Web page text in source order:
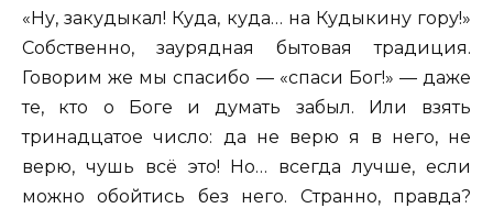
«Ну, закудыкал! Куда, куда… на Кудыкину гору!»
Собственно, заурядная бытовая традиция.
Говорим же мы спасибо — «спаси Бог!» — даже
те, кто о Боге и думать забыл. Или взять
тринадцатое число: да не верю я в него, не
верю, чушь всё это! Но… всегда лучше, если
можно обойтись без него. Странно, правда?